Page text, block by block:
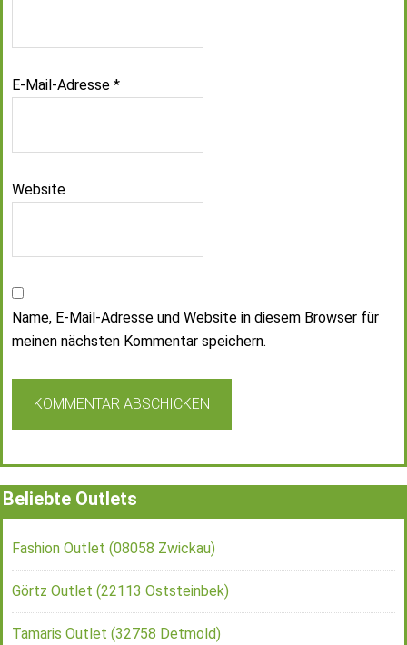
E-Mail-Adresse *
Website
Name, E-Mail-Adresse und Website in diesem Browser für
meinen nächsten Kommentar speichern.
Beliebte Outlets
Fashion Outlet (08058 Zwickau)
Görtz Outlet (22113 Oststeinbek)
Tamaris Outlet (32758 Detmold)